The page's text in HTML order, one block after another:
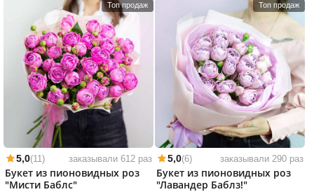
Топ продаж
5,0(11) заказывали 612 раз
Букет из пионовидных роз
"Мисти Баблс"
Топ продаж
5,0(6) заказывали 290 раз
Букет из пионовидных роз
"Лавандер Баблз!"